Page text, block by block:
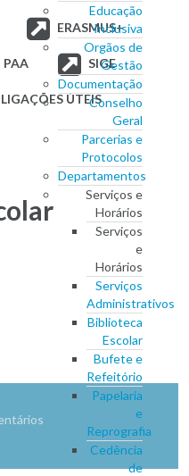
Educação
Inclusiva
Orgãos de
Gestão
Documentação
Conselho
Geral
Parcerias e
Protocolos
Departamentos
Serviços e
Horários
Serviços
e
Horários
Serviços
Administrativos
Biblioteca
Escolar
Bufete e
Refeitório
Papelaria
e
Reprografia
Cedência
de
ERASMUS+
PAA SIGE
LIGAÇÕES ÚTEIS